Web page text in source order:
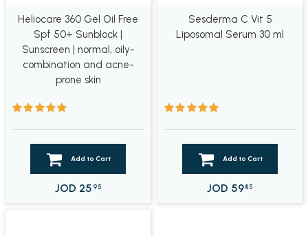
Heliocare 360 Gel Oil Free
Spf 50+ Sunblock |
Sunscreen | normal, oily-
combination and acne-
prone skin
Add to Cart
JOD 25 95
Sesderma C Vit 5
Liposomal Serum 30 ml
Add to Cart
JOD 5985